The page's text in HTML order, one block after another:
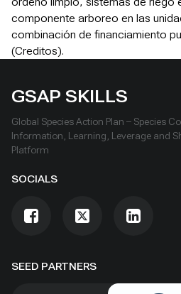
componente arboreo en las
combinación de financiamiento
(Creditos).
SEED PARTNERS
GSAP SKILLS
Global Species Action Plan – Species
Information, Learning, Leverage and
Platform
SOCIALS